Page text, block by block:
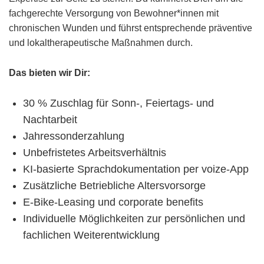
fachgerechte Versorgung von Bewohner*innen mit
chronischen Wunden und führst entsprechende präventive
und lokaltherapeutische Maßnahmen durch.
Das bieten wir Dir:
30 % Zuschlag für Sonn-, Feiertags- und
Nachtarbeit
Jahressonderzahlung
Unbefristetes Arbeitsverhältnis
KI-basierte Sprachdokumentation per voize-App
Zusätzliche Betriebliche Altersvorsorge
E-Bike-Leasing und corporate benefits
Individuelle Möglichkeiten zur persönlichen und
fachlichen Weiterentwicklung